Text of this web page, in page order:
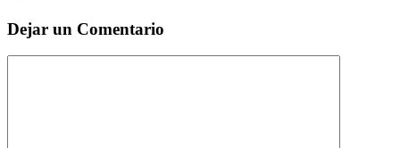
Dejar un Comentario